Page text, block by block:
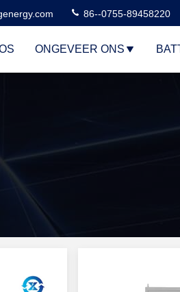
86--0755-89458220
ONGEVEER ONS